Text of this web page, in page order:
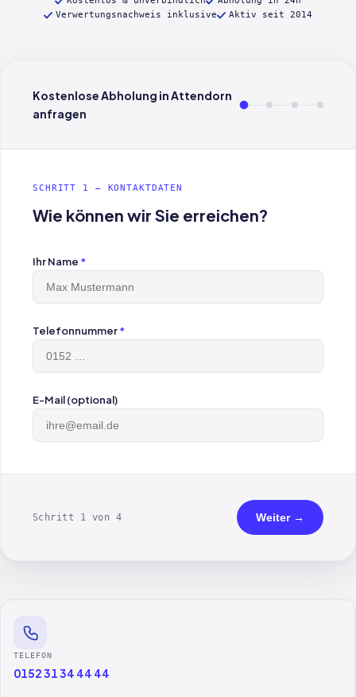
Verwertungsnachweis inklusive
Aktiv seit 2014
Kostenlose Abholung in Attendorn
anfragen
SCHRITT 1 — KONTAKTDATEN
Wie können wir Sie erreichen?
Ihr Name *
Telefonnummer*
E-Mail (optional)
Schritt 1 von 4 Weiter →
TELEFON
0152 31 34 44 44